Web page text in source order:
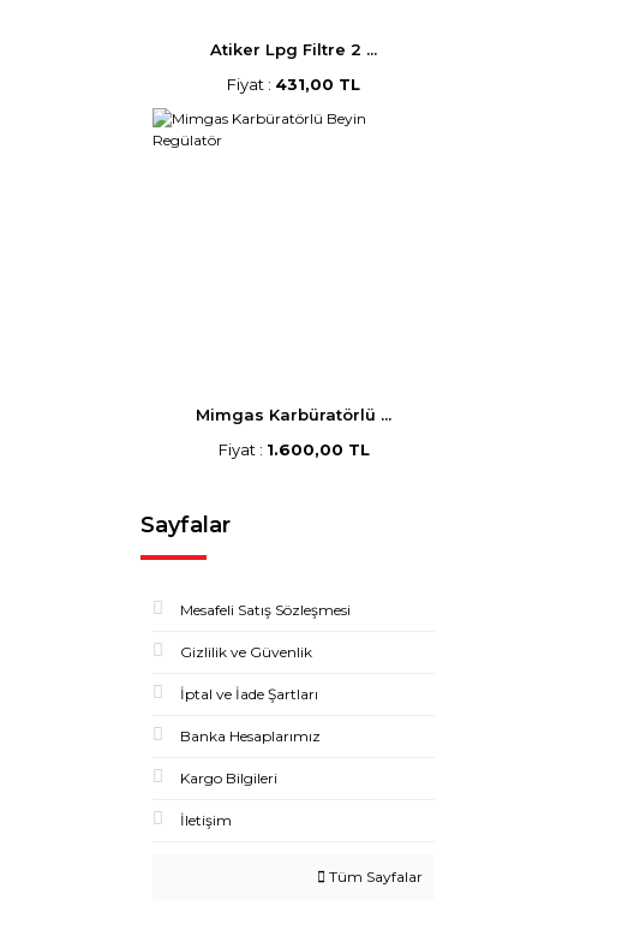
Atiker Lpg Filtre 2 ...
Fiyat : 431,00 TL
Mimgas Karbüratörlü ...
Fiyat : 1.600,00 TL
Sayfalar
Mesafeli Satış Sözleşmesi
Gizlilik ve Güvenlik
İptal ve İade Şartları
Banka Hesaplarımız
Kargo Bilgileri
İletişim
Tüm Sayfalar